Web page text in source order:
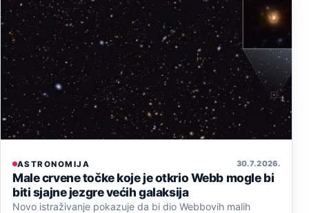
ASTRONOMIJA 30. 7. 2026.
Male crvene točke koje je otkrio Webb mogle bi
biti sjajne jezgre većih galaksija
Novo istraživanje pokazuje da bi dio Webbovih malih